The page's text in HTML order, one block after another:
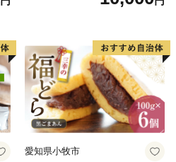
ご褒美】スイーツ 栗 モンブ
子 菓子 F4N-2298
愛知県小牧市